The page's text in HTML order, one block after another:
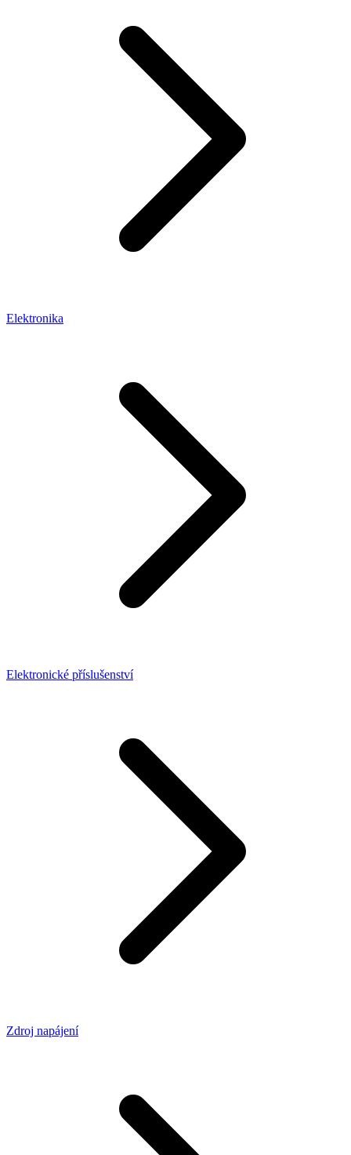
Elektronika
Elektronické příslušenství
Zdroj napájení